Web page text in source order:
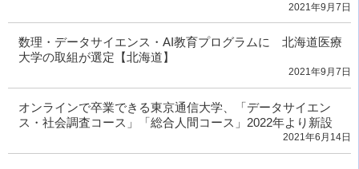
2021年9月7日
数理・データサイエンス・AI教育プログラムに 北海道医療
大学の取組が選定【北海道】
2021年9月7日
オンラインで卒業できる東京通信大学、「データサイエン
ス・社会調査コース」「総合人間コース」2022年より新設
2021年6月14日